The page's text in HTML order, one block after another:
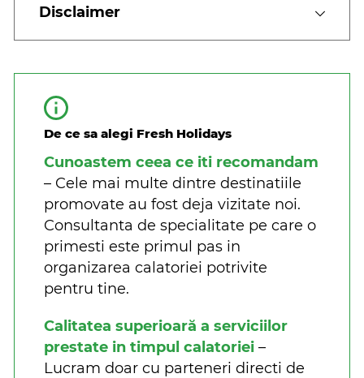
Disclaimer
De ce sa alegi Fresh Holidays
Cunoastem ceea ce iti recomandam
– Cele mai multe dintre destinatiile
promovate au fost deja vizitate noi.
Consultanta de specialitate pe care o
primesti este primul pas in
organizarea calatoriei potrivite
pentru tine.
Calitatea superioară a serviciilor
prestate in timpul calatoriei –
Lucram doar cu parteneri directi de